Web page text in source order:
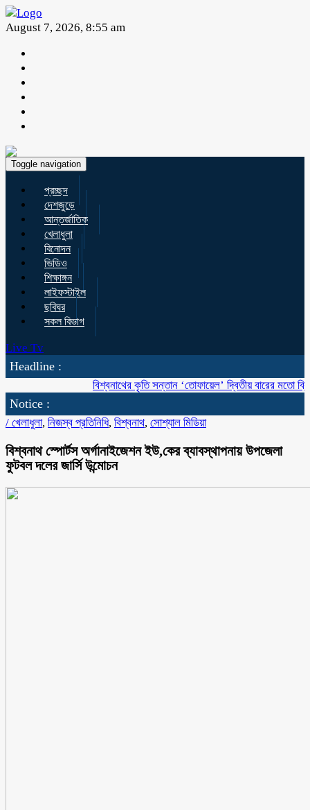
August 7, 2026, 8:55 am
Toggle navigation
প্রচ্ছদ
দেশজুড়ে
আন্তর্জাতিক
খেলাধুলা
বিনোদন
ভিডিও
শিক্ষাঙ্গন
লাইফস্টাইল
ছবিঘর
সকল বিভাগ
Live Tv
Headline :
বিশ্বনাথের কৃতি সন্তান ‘তোফায়েল’ দ্বিতীয় বারের মতো ব্রিটিশ
Notice :
/ খেলাধুলা, নিজস্ব প্রতিনিধি, বিশ্বনাথ, সোশ্যাল মিডিয়া
বিশ্বনাথ স্পোর্টস অর্গানাইজেশন ইউ,কের ব্যাবস্থাপনায় উপজেলা
ফুটবল দলের জার্সি উন্মোচন